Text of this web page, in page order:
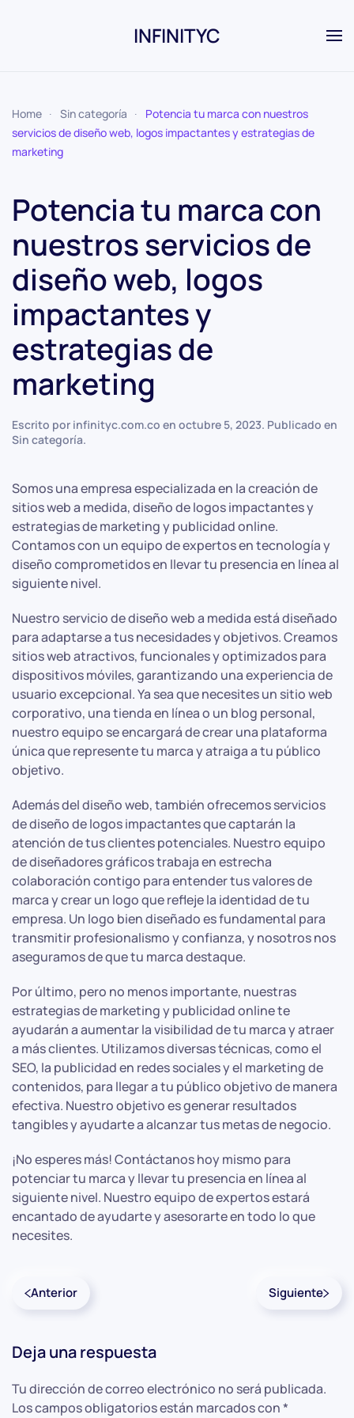
Skip to main contentINFINITYC
Home Sin categoría
Potencia tu marca con nuestros
servicios de diseño web, logos impactantes y estrategias de
marketing
Potencia tu marca con
nuestros servicios de
diseño web, logos
impactantes y
estrategias de
marketing
Escrito por infinityc.com.co en octubre 5, 2023. Publicado en
Sin categoría.
Somos una empresa especializada en la creación de
sitios web a medida, diseño de logos impactantes y
estrategias de marketing y publicidad online.
Contamos con un equipo de expertos en tecnología y
diseño comprometidos en llevar tu presencia en línea al
siguiente nivel.
Nuestro servicio de diseño web a medida está diseñado
para adaptarse a tus necesidades y objetivos. Creamos
sitios web atractivos, funcionales y optimizados para
dispositivos móviles, garantizando una experiencia de
usuario excepcional. Ya sea que necesites un sitio web
corporativo, una tienda en línea o un blog personal,
nuestro equipo se encargará de crear una plataforma
única que represente tu marca y atraiga a tu público
objetivo.
Además del diseño web, también ofrecemos servicios
de diseño de logos impactantes que captarán la
atención de tus clientes potenciales. Nuestro equipo
de diseñadores gráficos trabaja en estrecha
colaboración contigo para entender tus valores de
marca y crear un logo que refleje la identidad de tu
empresa. Un logo bien diseñado es fundamental para
transmitir profesionalismo y confianza, y nosotros nos
aseguramos de que tu marca destaque.
Por último, pero no menos importante, nuestras
estrategias de marketing y publicidad online te
ayudarán a aumentar la visibilidad de tu marca y atraer
a más clientes. Utilizamos diversas técnicas, como el
SEO, la publicidad en redes sociales y el marketing de
contenidos, para llegar a tu público objetivo de manera
efectiva. Nuestro objetivo es generar resultados
tangibles y ayudarte a alcanzar tus metas de negocio.
¡No esperes más! Contáctanos hoy mismo para
potenciar tu marca y llevar tu presencia en línea al
siguiente nivel. Nuestro equipo de expertos estará
encantado de ayudarte y asesorarte en todo lo que
necesites.
Anterior Siguiente
Deja una respuesta
Tu dirección de correo electrónico no será publicada.
Los campos obligatorios están marcados con*